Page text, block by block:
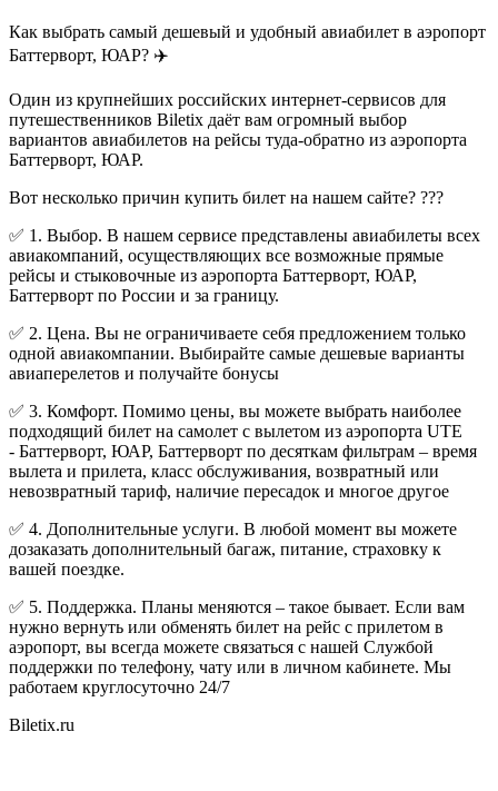
Как выбрать самый дешевый и удобный авиабилет в аэропорт
Баттерворт, ЮАР? ✈️
Один из крупнейших российских интернет-сервисов для
путешественников Biletix даёт вам огромный выбор
вариантов авиабилетов на рейсы туда-обратно из аэропорта
Баттерворт, ЮАР.
Вот несколько причин купить билет на нашем сайте? ???
✅ 1. Выбор. В нашем сервисе представлены авиабилеты всех
авиакомпаний, осуществляющих все возможные прямые
рейсы и стыковочные из аэропорта Баттерворт, ЮАР,
Баттерворт по России и за границу.
✅ 2. Цена. Вы не ограничиваете себя предложением только
одной авиакомпании. Выбирайте самые дешевые варианты
авиаперелетов и получайте бонусы
✅ 3. Комфорт. Помимо цены, вы можете выбрать наиболее
подходящий билет на самолет с вылетом из аэропорта UTE
- Баттерворт, ЮАР, Баттерворт по десяткам фильтрам – время
вылета и прилета, класс обслуживания, возвратный или
невозвратный тариф, наличие пересадок и многое другое
✅ 4. Дополнительные услуги. В любой момент вы можете
дозаказать дополнительный багаж, питание, страховку к
вашей поездке.
✅ 5. Поддержка. Планы меняются – такое бывает. Если вам
нужно вернуть или обменять билет на рейс с прилетом в
аэропорт, вы всегда можете связаться с нашей Службой
поддержки по телефону, чату или в личном кабинете. Мы
работаем круглосуточно 24/7
Biletix.ru